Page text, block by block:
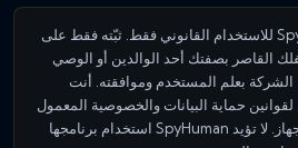
SpyHuman للاستخدام القانوني فقط. ثبّته فقط على
القاصر بصفتك أحد الوالدين أو الوصي
الشركة بعلم المستخدم وموافقته. أنت
حماية البيانات والخصوصية المعمول
بها في بلدك قبل مراقبة أي جهاز. لا تؤيد SpyHuman استخدام برنامجها